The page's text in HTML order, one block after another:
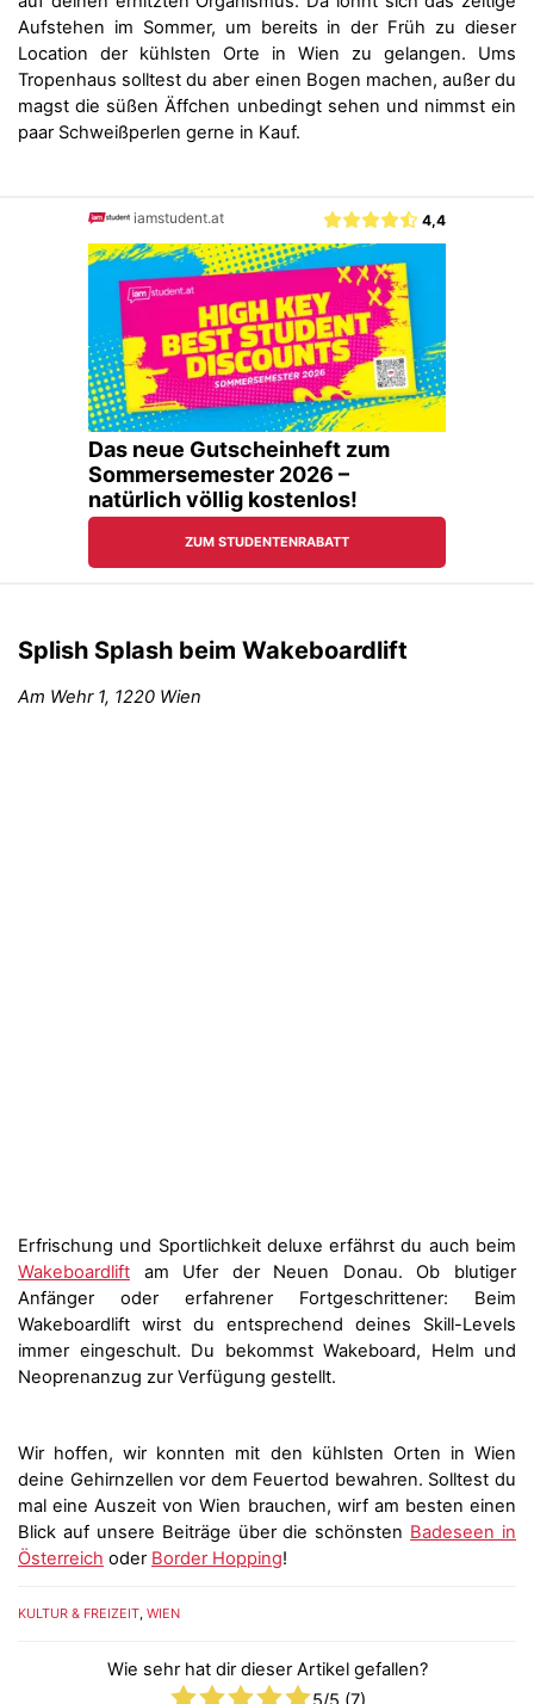
Aufstehen im Sommer, um bereits in der Früh zu dieser
Location der kühlsten Orte in Wien zu gelangen. Ums
Tropenhaus solltest du aber einen Bogen machen, außer du
magst die süßen Äffchen unbedingt sehen und nimmst ein
paar Schweißperlen gerne in Kauf.
Splish Splash beim Wakeboardlift
Am Wehr 1, 1220 Wien
Erfrischung und Sportlichkeit deluxe erfährst du auch beim
Wakeboardlift am Ufer der Neuen Donau. Ob blutiger
Anfänger oder erfahrener Fortgeschrittener: Beim
Wakeboardlift wirst du entsprechend deines Skill-Levels
immer eingeschult. Du bekommst Wakeboard, Helm und
Neoprenanzug zur Verfügung gestellt.
Wir hoffen, wir konnten mit den kühlsten Orten in Wien
deine Gehirnzellen vor dem Feuertod bewahren. Solltest du
mal eine Auszeit von Wien brauchen, wirf am besten einen
Blick auf unsere Beiträge über die schönsten Badeseen in
Österreich oder Border Hopping!
KULTUR & FREIZEIT WIEN
Wie sehr hat dir dieser Artikel gefallen?